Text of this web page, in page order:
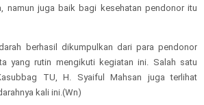
namun juga baik bagi kesehatan pendonor itu
berhasil dikumpulkan dari para pendonor
yang rutin mengikuti kegiatan ini. Salah satu
TU, H. Syaiful Mahsan juga terlihat
kali ini.(Wn)